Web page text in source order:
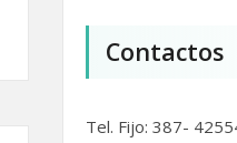
Contactos
Tel. Fijo: 387-